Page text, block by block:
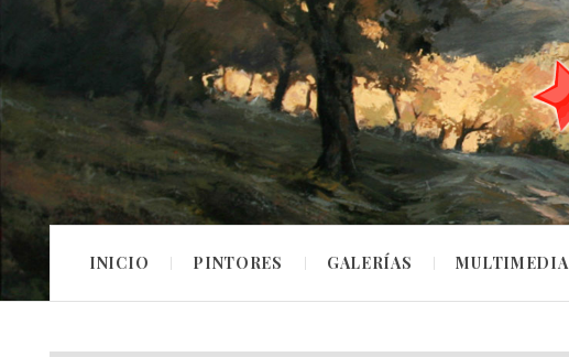
INICIO PINTORES GALERÍAS MULTIMEDIA